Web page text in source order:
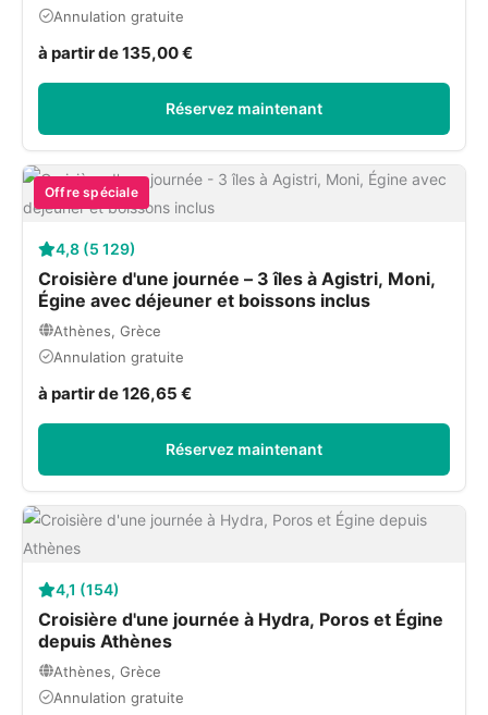
Annulation gratuite
à partir de 135,00 €
Réservez maintenant
Offre spéciale
4,8 (5 129)
Croisière d'une journée – 3 îles à Agistri, Moni,
Égine avec déjeuner et boissons inclus
Athènes, Grèce
Annulation gratuite
à partir de 126,65 €
Réservez maintenant
4,1 (154)
Croisière d'une journée à Hydra, Poros et Égine
depuis Athènes
Athènes, Grèce
Annulation gratuite